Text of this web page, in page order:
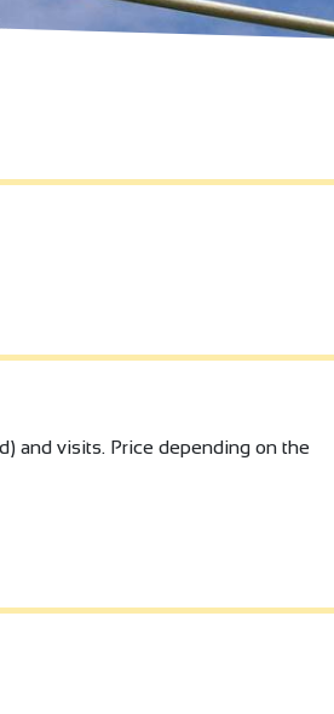
and visits. Price depending on the